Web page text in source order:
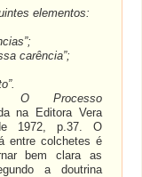
elementos:
carência”;
O Processo
na Editora Vera
1972, p.37. O
entre colchetes é
bem clara as
a doutrina